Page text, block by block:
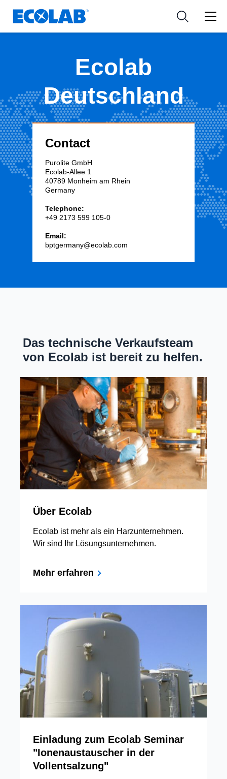
Resources
Applications
Medical Devices and Diagnostics
News & Events
Ecolab
Deutschland
Contact
Purolite GmbH
Ecolab-Allee 1
40789 Monheim am Rhein
Germany
Telephone:
+49 2173 599 105-0
Email:
bptgermany@ecolab.com
Das technische Verkaufsteam
von Ecolab ist bereit zu helfen.
Über Ecolab
Ecolab ist mehr als ein Harzunternehmen.
Wir sind Ihr Lösungsunternehmen.
Mehr erfahren
Einladung zum Ecolab Seminar
"Ionenaustauscher in der
Vollentsalzung"